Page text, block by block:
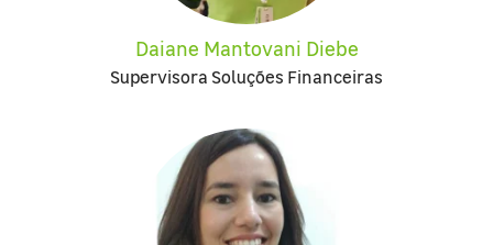
Daiane Mantovani Diebe
Supervisora Soluções Financeiras